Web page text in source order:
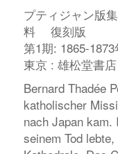
プティジャン版
料 復刻版
第1期: 1865-
東京 : 雄松堂書
Bernard Thadée
katholischer
nach Japan
seinem Tod